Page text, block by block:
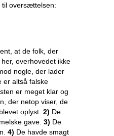
til oversættelsen:
at de folk, der
overhovedet ikke
nogle, der lader
er altså falske
er meget klar og
der netop viser, de
oplyst. 2) De
gave. 3) De
4) De havde smagt